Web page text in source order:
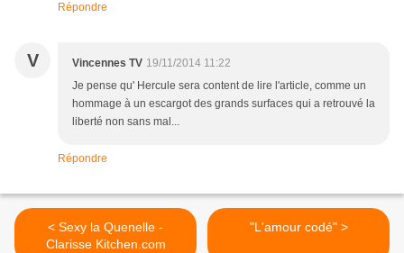
Répondre
V Vincennes TV 19/11/2014 11:22
Je pense qu' Hercule sera content de lire l'article, comme un
hommage à un escargot des grands surfaces qui a retrouvé la
liberté non sans mal...
Répondre
< Sexy la Quenelle -
Clarisse Kitchen.com
"L'amour codé" >